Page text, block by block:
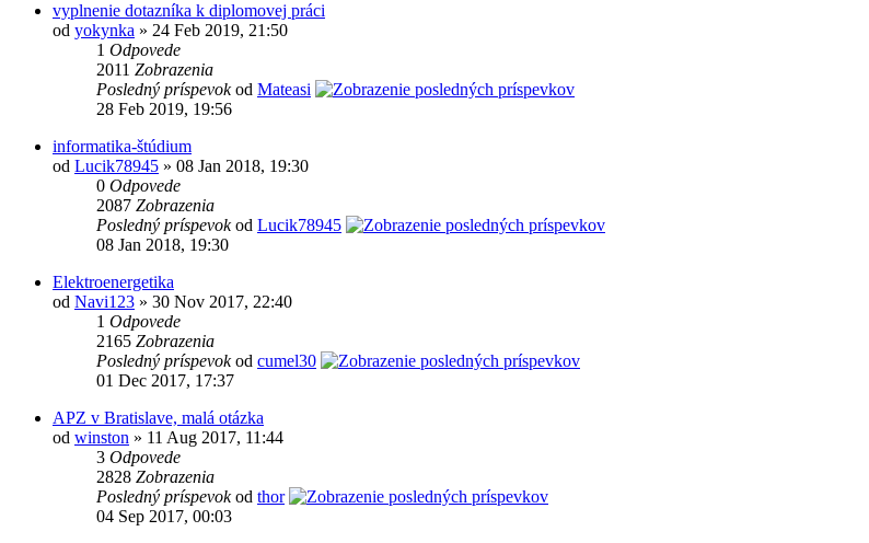
vyplnenie dotazníka k diplomovej práci
od yokynka » 24 Feb 2019, 21:50
1 Odpovede
2011 Zobrazenia
Posledný príspevokod Mateasi
28 Feb 2019, 19:56
informatika-štúdium
od Lucik78945 » 08 Jan 2018, 19:30
0 Odpovede
2087 Zobrazenia
Posledný príspevokod Lucik78945
08 Jan 2018, 19:30
Elektroenergetika
od Navi123 » 30 Nov 2017, 22:40
1 Odpovede
2165 Zobrazenia
Posledný príspevokod cumel30
01 Dec 2017, 17:37
APZ v Bratislave, malá otázka
od winston » 11 Aug 2017, 11:44
3 Odpovede
2828 Zobrazenia
Posledný príspevokod thor
04 Sep 2017, 00:03